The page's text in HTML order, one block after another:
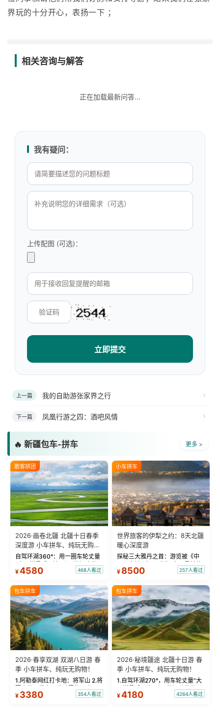
界玩的十分开心，表扬一下 ；
相关咨询与解答
正在加载最新问答...
我有疑问：
上传配图 (可选)：
立即提交
上一篇 我的自助游张家界之行
下一篇 凤凰行游之四：酒吧风情
🔥 新疆包车-拼车 更多 >
散客拼团
2026·画卷北疆 北疆十日春季
深度游 小车拼车、纯玩无购
物！
自驾环湖360°：用一圈车轮丈量
“大西洋最后一滴眼泪”的极致蔚
蓝。 赛湖旅拍：甄选多款风格服
绝美瞬间。 赛湖坦克300跟车视
频：专业摄影师...
¥4580 468人看过
小车拼车
世界旅客的伊犁之约：8天北疆
暖心深度游
探秘三大雅丹之首：游览被《中
国国家地理》评选为“中国最美的
三大雅丹”第一名的克拉玛依魔鬼
瓦人最大村落——禾木村，欣赏
晨雾与小木...
¥ 8500 257人看过
包车拼车
2026·春享双湖 双湖八日游 春
季 小车拼车、纯玩无购物！
1.阿勒泰网红打卡地：将军山 2.将
军山落日缆车，体验雪都风光 3.
将军山，夕阳派对，蹦迪party 4.
¥ 3380 354人看过
包车拼车
2026·秘境疆途 北疆十日游 春
季 小车拼车、纯玩无购物！
1.自驾环湖270°，用车轮丈量“大
西洋最后一滴眼泪”的极致蔚蓝，
让雪山、花海与深邃湖水在转弯
¥4180 4264人看过